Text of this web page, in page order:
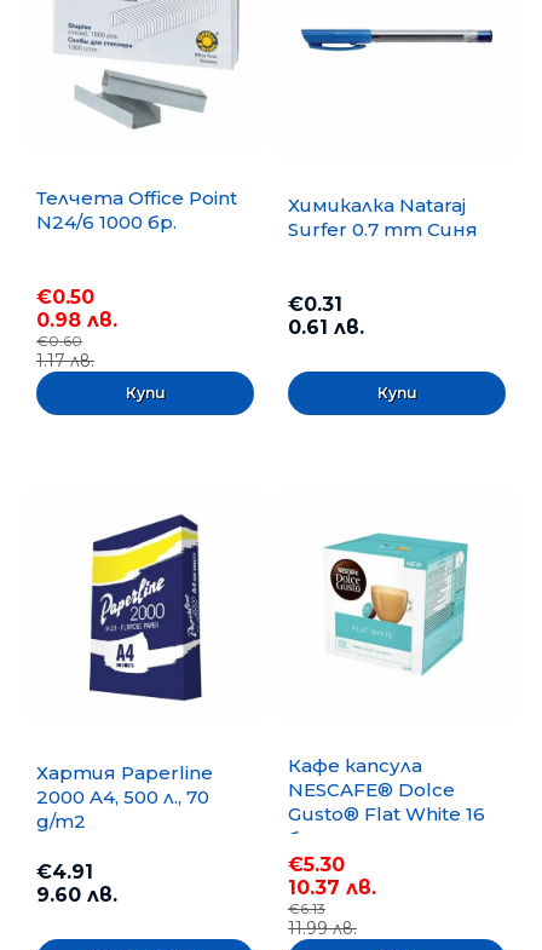
Телчета Office Point
N24/6 1000 бр.
€0.50
0.98 лв.
€0.60
1.17 лв.
Химикалка Nataraj
Surfer 0.7 mm Синя
€0.31
0.61 лв.
Хартия Paperline
2000 A4, 500 л., 70
g/m2
€4.91
9.60 лв.
Кафе капсула
NESCAFE® Dolce
Gusto® Flat White 16
бр.
€5.30
10.37 лв.
€6.13
11.99 лв.